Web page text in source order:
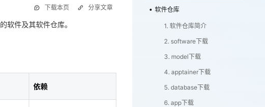
件全面适配，
富
国家云助力中小企业腾飞，高额上云补贴重磅
上线
下载本页 分享文章
软件及其软件仓库。
依赖
软件仓库
1. 软件仓库简介
2. software下载
3. model下载
4. apptainer下载
5. database下载
6. app下载